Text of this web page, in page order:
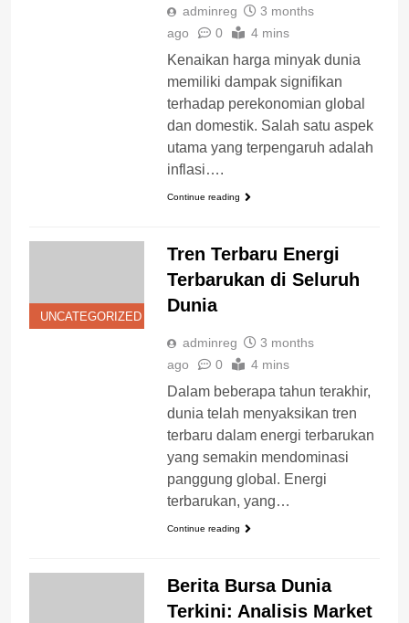
adminreg
3 months
ago
0 4 mins
Kenaikan harga minyak dunia
memiliki dampak signifikan
terhadap perekonomian global
dan domestik. Salah satu aspek
utama yang terpengaruh adalah
inflasi….
Continue reading
UNCATEGORIZED
Tren Terbaru Energi
Terbarukan di Seluruh
Dunia
adminreg
3 months
ago
0 4 mins
Dalam beberapa tahun terakhir,
dunia telah menyaksikan tren
terbaru dalam energi terbarukan
yang semakin mendominasi
panggung global. Energi
terbarukan, yang…
Continue reading
Berita Bursa Dunia
Terkini: Analisis Market